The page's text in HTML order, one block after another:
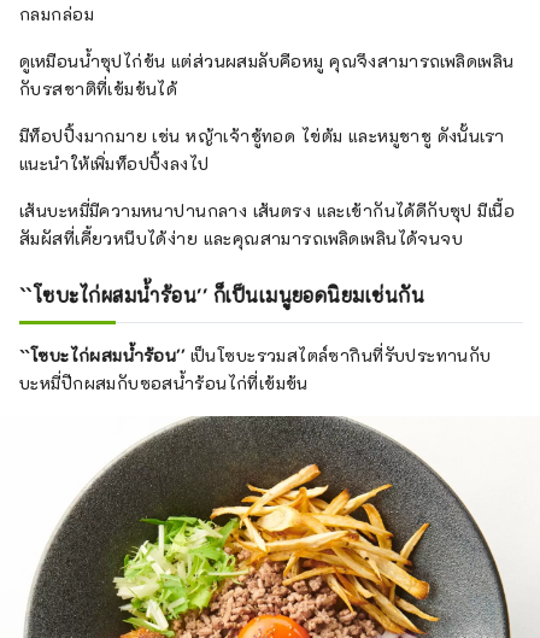
กลมกล่อม
ดูเหมือนน้ำซุปไก่ข้น แต่ส่วนผสมลับคือหมู คุณจึงสามารถเพลิดเพลิน
กับรสชาติที่เข้มข้นได้
มีท็อปปิ้งมากมาย เช่น หญ้าเจ้าชู้ทอด ไข่ต้ม และหมูชาชู ดังนั้นเรา
แนะนำให้เพิ่มท็อปปิ้งลงไป
เส้นบะหมี่มีความหนาปานกลาง เส้นตรง และเข้ากันได้ดีกับซุป มีเนื้อ
สัมผัสที่เคี้ยวหนึบได้ง่าย และคุณสามารถเพลิดเพลินได้จนจบ
``โซบะไก่ผสมน้ำร้อน'' ก็เป็นเมนูยอดนิยมเช่นกัน
``โซบะไก่ผสมน้ำร้อน''เป็นโซบะรวมสไตล์ซากินที่รับประทานกับ
บะหมี่ปีกผสมกับซอสน้ำร้อนไก่ที่เข้มข้น